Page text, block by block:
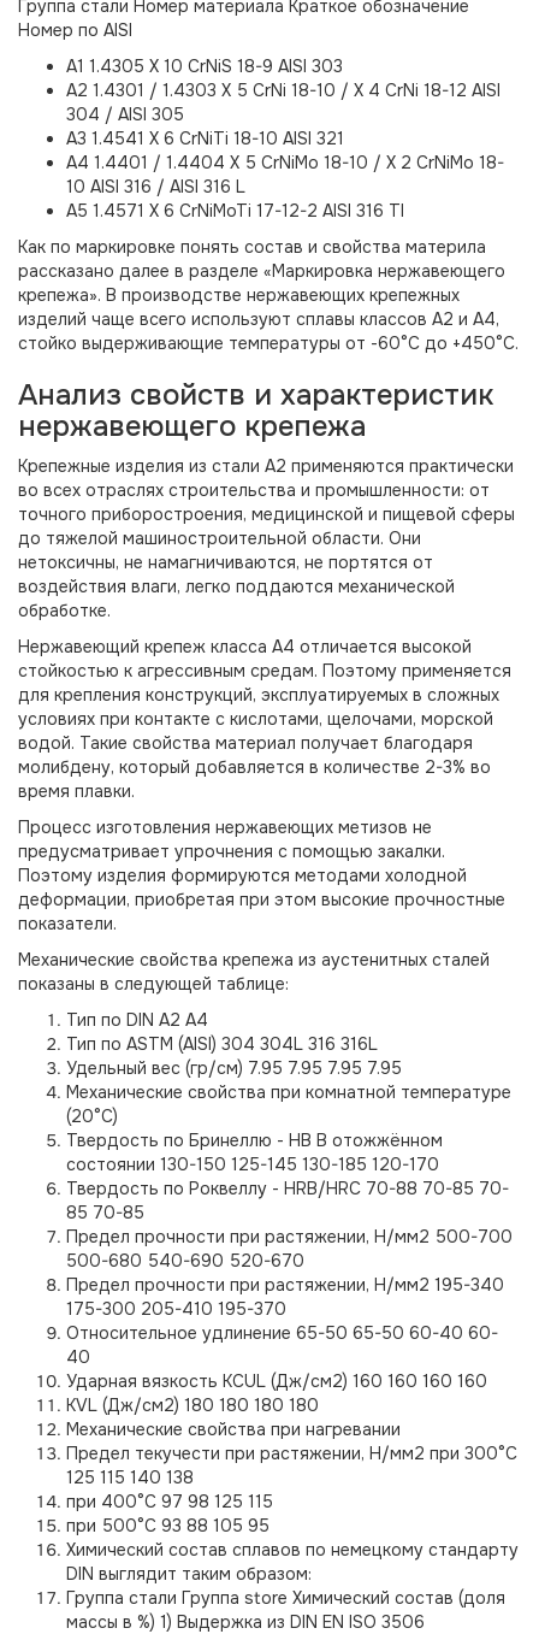
Группа стали Номер материала Краткое обозначение
Номер по AISI
А1 1.4305 X 10 CrNiS 18-9 AISI 303
А2 1.4301 / 1.4303 X 5 CrNi 18-10 / X 4 CrNi 18-12 AISI
304 / AISI 305
А3 1.4541 X 6 CrNiTi 18-10 AISI 321
А4 1.4401 / 1.4404 X 5 CrNiMo 18-10 / X 2 CrNiMo 18-
10 AISI 316 / AISI 316 L
А5 1.4571 X 6 CrNiMoTi 17-12-2 AISI 316 TI
Как по маркировке понять состав и свойства материла
рассказано далее в разделе «Маркировка нержавеющего
крепежа». В производстве нержавеющих крепежных
изделий чаще всего используют сплавы классов А2 и А4,
стойко выдерживающие температуры от -60°С до +450°С.
Анализ свойств и характеристик
нержавеющего крепежа
Крепежные изделия из стали А2 применяются практически
во всех отраслях строительства и промышленности: от
точного приборостроения, медицинской и пищевой сферы
до тяжелой машиностроительной области. Они
нетоксичны, не намагничиваются, не портятся от
воздействия влаги, легко поддаются механической
обработке.
Нержавеющий крепеж класса А4 отличается высокой
стойкостью к агрессивным средам. Поэтому применяется
для крепления конструкций, эксплуатируемых в сложных
условиях при контакте с кислотами, щелочами, морской
водой. Такие свойства материал получает благодаря
молибдену, который добавляется в количестве 2-3% во
время плавки.
Процесс изготовления нержавеющих метизов не
предусматривает упрочнения с помощью закалки.
Поэтому изделия формируются методами холодной
деформации, приобретая при этом высокие прочностные
показатели.
Механические свойства крепежа из аустенитных сталей
показаны в следующей таблице:
Тип по DIN A2 A4
Тип по ASTM (AISI) 304 304L 316 316L
Удельный вес (гр/см) 7.95 7.95 7.95 7.95
Механические свойства при комнатной температуре
(20°С)
Твердость по Бринеллю - НВ В отожжённом
состоянии 130-150 125-145 130-185 120-170
Твердость по Роквеллу - HRB/HRC 70-88 70-85 70-
85 70-85
Предел прочности при растяжении, H/мм2 500-700
500-680 540-690 520-670
Предел прочности при растяжении, H/мм2 195-340
175-300 205-410 195-370
Относительное удлинение 65-50 65-50 60-40 60-
40
Ударная вязкость KCUL (Дж/см2) 160 160 160 160
KVL (Дж/см2) 180 180 180 180
Механические свойства при нагревании
Предел текучести при растяжении, H/мм2 при 300°C
125 115 140 138
при 400°C 97 98 125 115
при 500°C 93 88 105 95
Химический состав сплавов по немецкому стандарту
DIN выглядит таким образом:
Группа стали Группа store Химический состав (доля
массы в %) 1) Выдержка из DIN EN ISO 3506